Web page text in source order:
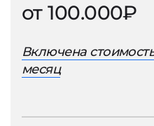
от 100.000₽
Включена
месяц